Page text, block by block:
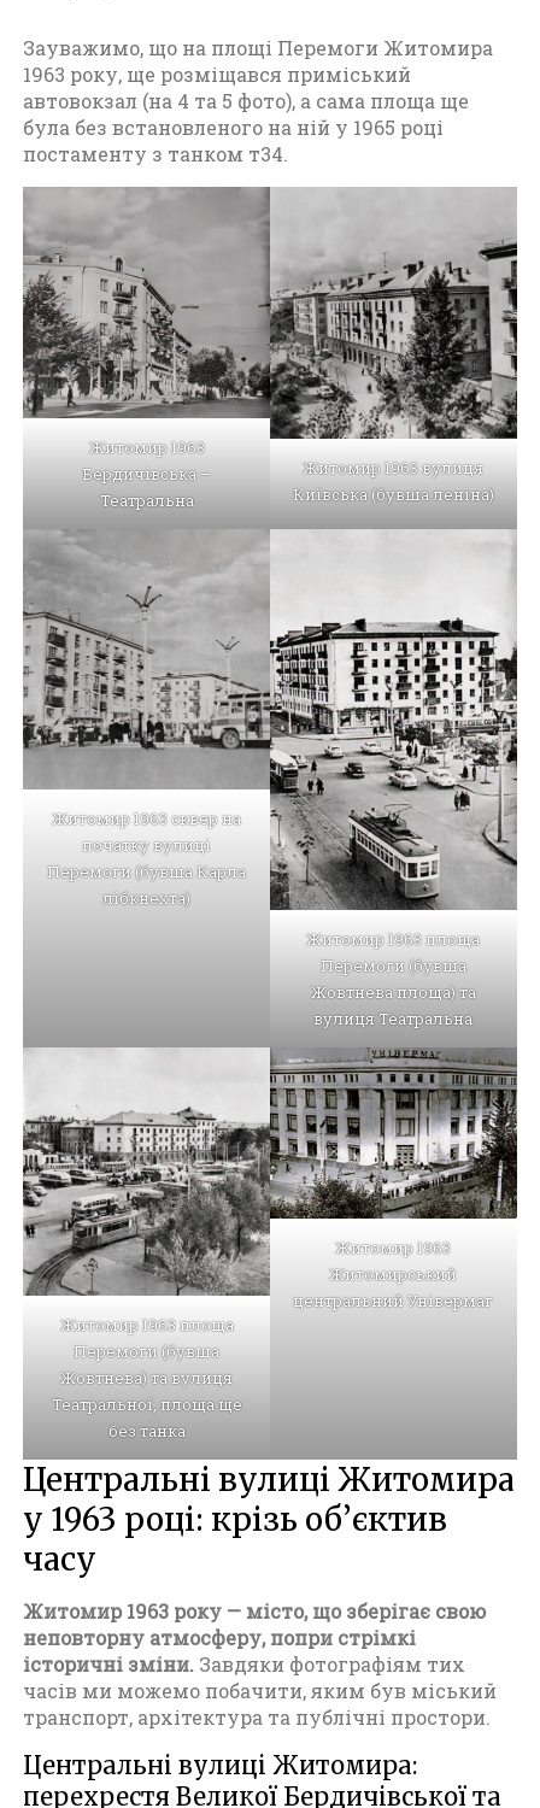
Зауважимо, що на площі Перемоги Житомира
1963 року, ще розміщався приміський
автовокзал (на 4 та 5 фото), а сама площа ще
була без встановленого на ній у 1965 році
постаменту з танком т34.
Житомир 1963
Бердичівська –
Театральна
Житомир 1963 вулиця
Київська (бувша леніна)
Житомир 1963 сквер на
початку вулиці
Перемоги (бувша Карла
лібкнехта)
Житомир 1963 площа
Перемоги (бувша
Жовтнева площа) та
вулиця Театральна
Житомир 1963 площа
Перемоги (бувша
Жовтнева) та вулиця
Театральної, площа ще
без танка
Житомир 1963
Житомирський
центральний Універмаг
Центральні вулиці Житомира
у 1963 році: крізь об’єктив
часу
Житомир 1963 року — місто, що зберігає свою
неповторну атмосферу, попри стрімкі
історичні зміни. Завдяки фотографіям тих
часів ми можемо побачити, яким був міський
транспорт, архітектура та публічні простори.
Центральні вулиці Житомира:
перехрестя Великої Бердичівської та